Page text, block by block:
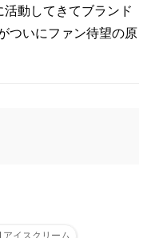
活動してきてブランド
ついにファン待望の原
アイスクリーム